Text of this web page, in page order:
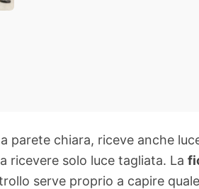
parete chiara, riceve anche
ricevere solo luce tagliata. La
serve proprio a capire